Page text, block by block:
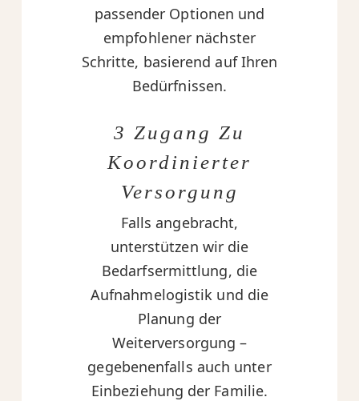
passender Optionen und
empfohlener nächster
Schritte, basierend auf Ihren
Bedürfnissen.
3 Zugang Zu
Koordinierter
Versorgung
Falls angebracht,
unterstützen wir die
Bedarfsermittlung, die
Aufnahmelogistik und die
Planung der
Weiterversorgung –
gegebenenfalls auch unter
Einbeziehung der Familie.